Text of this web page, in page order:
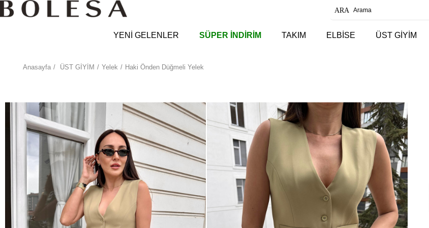
YENİ GELENLER SÜPER İNDİRİM TAKIM ELBİSE ÜST GİYİM
Anasayfa ÜST GİYİM Yelek Haki Önden Düğmeli Yelek